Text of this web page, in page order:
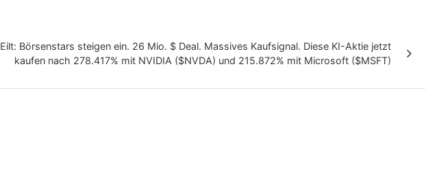
Eilt: Börsenstars steigen ein. 26 Mio. $ Deal. Massives Kaufsignal. Diese KI-Aktie jetzt
kaufen nach 278.417% mit NVIDIA ($NVDA) und 215.872% mit Microsoft ($MSFT)